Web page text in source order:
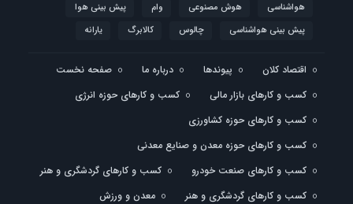
هواشناسی
هوش مصنوعی وام
پیش بینی هوا
پیش بینی هواشناسی
چالوس کالابرگ یارانه
اقتصاد کلان پیوندها درباره ما
صفحه نخست
کسب و کارهای بازار مالی
کسب و کارهای حوزه انرژی
کسب و کارهای حوزه کشاورزی
کسب و کارهای حوزه معدن و صنایع معدنی
کسب و کارهای صنعت خودرو
کسب و کارهای گردشگری و هنر
کسب و کارهای گردشگری و هنر
معدن و ورزش